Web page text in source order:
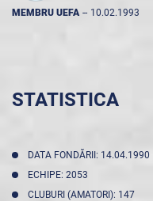
MEMBRU UEFA -- 10.02.1993
STATISTICA
DATA FONDĂRII: 14.04.1990
ECHIPE: 2053
CLUBURI (AMATORI): 147